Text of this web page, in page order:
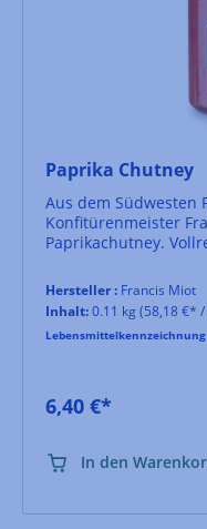
Paprika Chutney
Aus dem Südwesten
Konfitürenmeister
Paprikachutney.
Knoblauch, Ingwer,
weitere Gewürze
ab. Es harmoniert
und Foie Gras.
Hersteller : Francis Miot
Inhalt:0.11 kg (58,18 €* /
Lebensmittelkennzeichnung
6,40 €*
In den